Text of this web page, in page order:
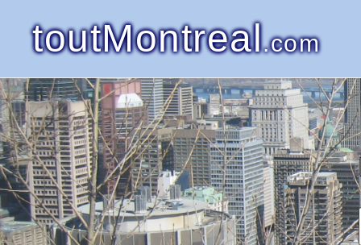
toutMontreal.com